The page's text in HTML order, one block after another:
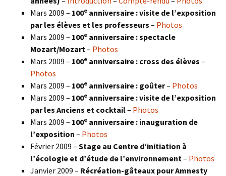
Mars 2009 – 100e anniversaire : visite de l’exposition
par les élèves et les professeurs – Photos
Mars 2009 – 100e anniversaire : spectacle
Mozart/Mozart – Photos
Mars 2009 – 100e anniversaire : cross des élèves –
Photos
Mars 2009 – 100e anniversaire : goûter– Photos
Mars 2009 – 100e anniversaire : visite de l’exposition
par les Anciens et cocktail– Photos
Mars 2009 – 100e anniversaire : inauguration de
l’exposition – Photos
Février 2009 – Stage au Centre d’initiation à
l’écologie et d’étude de l’environnement – Photos
Janvier 2009 – Récréation-gâteaux pour Amnesty